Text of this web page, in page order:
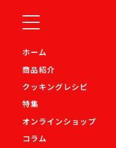
ホーム
商品紹介
クッキングレシピ
特集
オンラインショップ
コラム